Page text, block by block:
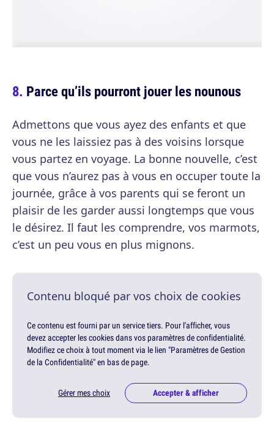
Parce qu’ils pourront jouer les nounous
Admettons que vous ayez des enfants et que
vous ne les laissiez pas à des voisins lorsque
vous partez en voyage. La bonne nouvelle, c’est
que vous n’aurez pas à vous en occuper toute la
journée, grâce à vos parents qui se feront un
plaisir de les garder aussi longtemps que vous
le désirez. Il faut les comprendre, vos marmots,
c’est un peu vous en plus mignons.
Contenu bloqué par vos choix de cookies
Ce contenu est fourni par un service tiers. Pour l'afficher, vous
devez accepter les cookies dans vos paramètres de confidentialité.
Modifiez ce choix à tout moment via le lien "Paramètres de Gestion
de la Confidentialité" en bas de page.
Gérer mes choix Accepter & afficher